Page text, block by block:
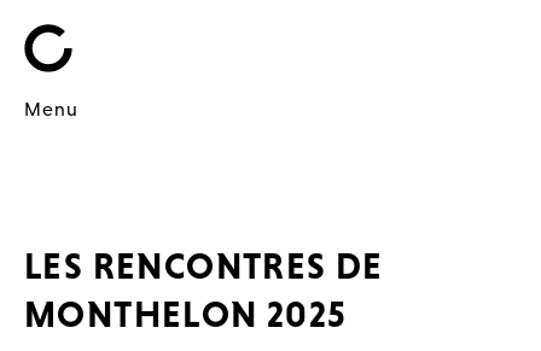
Menu
LES RENCONTRES DE
MONTHELON 2025